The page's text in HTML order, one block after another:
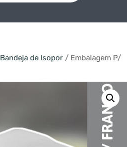
Bandeja de Isopor / Embalagem P/